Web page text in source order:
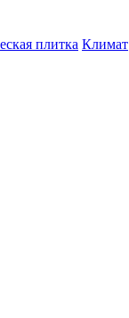
плитка Климат